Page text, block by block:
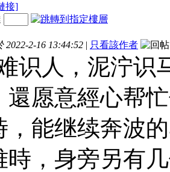
接]
2022-2-16 13:44:52 | 只看該作者
识人，泥泞识
還愿意經心帮
，能继续奔波
時，身旁另有